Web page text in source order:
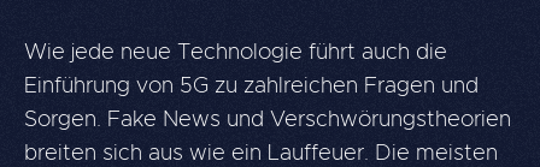
Themen
Wissen
Häufig gestellte Fragen
Wie jede neue Technologie führt auch die
Einführung von 5G zu zahlreichen Fragen und
Sorgen. Fake News und Verschwörungstheorien
breiten sich aus wie ein Lauffeuer. Die meisten